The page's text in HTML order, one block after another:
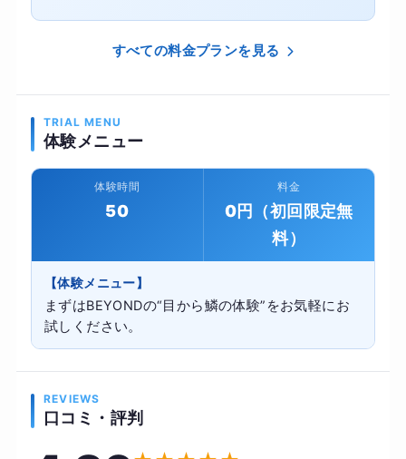
すべての料金プランを見る
TRIAL MENU
体験メニュー
体験時間
50
料金
0円（初回限定無
料）
【体験メニュー】
まずはBEYONDの“目から鱗の体験”をお気軽にお
試しください。
REVIEWS
口コミ・評判